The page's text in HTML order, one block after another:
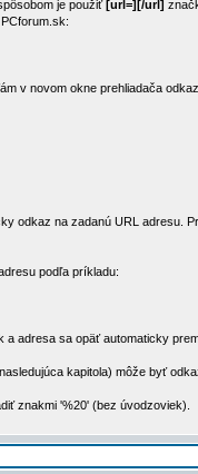
je použiť[url=][/url]
v novom okne prehliadača
odkaz na zadanú URL
podľa príkladu:
adresa sa opäť automaticky
kapitola) môže byť
znakmi '%20' (bez úvodzoviek).